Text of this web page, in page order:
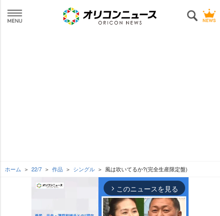
ホーム 22/7 作品 シングル 風は吹いてるか?(完全生産限定盤)
arrow_forward_ios このニュースを見る